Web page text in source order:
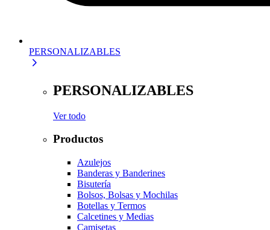
PERSONALIZABLES
PERSONALIZABLES
Ver todo
Productos
Azulejos
Banderas y Banderines
Bisutería
Bolsos, Bolsas y Mochilas
Botellas y Termos
Calcetines y Medias
Camisetas